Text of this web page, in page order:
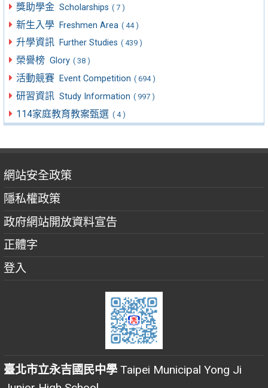
獎助學金 Scholarships ( 7 )
新生入學 Freshmen Area ( 44 )
升學資訊 Further Studies ( 439 )
榮譽榜 Glory ( 38 )
活動競賽 Event Competition ( 694 )
研習資訊 Study Information ( 997 )
114家庭教育教案甄選 ( 4 )
網站安全政策
隱私權政策
政府網站開放資料宣告
正體字
登入
臺北市立永吉國民中學 Taipei Municipal Yong Ji